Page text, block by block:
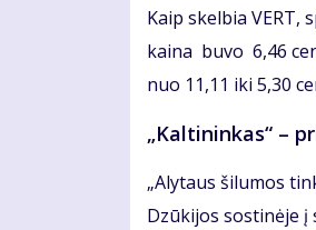
Kaip skelbia
kaina buvo 6,46
nuo 11,11 iki 5,30
„Kaltininkas“ –
„Alytaus šilumos
Dzūkijos sostinėje